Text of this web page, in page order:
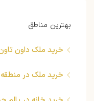
بهترین مناطق
خرید ملک داون
خرید ملک در